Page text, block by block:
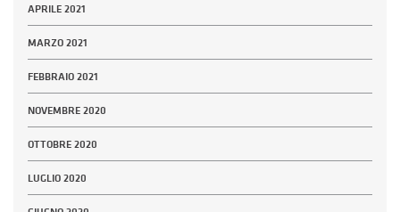
APRILE 2021
MARZO 2021
FEBBRAIO 2021
NOVEMBRE 2020
OTTOBRE 2020
LUGLIO 2020